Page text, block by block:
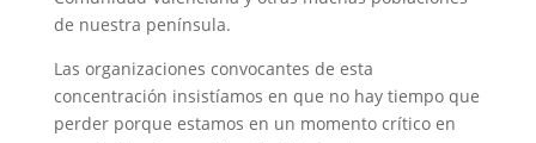
de nuestra península.
Las organizaciones convocantes de esta
concentración insistíamos en que no hay tiempo que
perder porque estamos en un momento crítico en